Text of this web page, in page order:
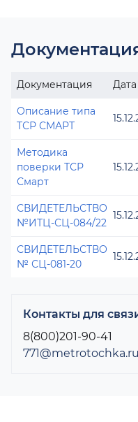
Документация Дата
Описание типа
ТСР СМАРТ
Методика
поверки ТСР
Смарт
СВИДЕТЕЛЬСТВО
№ИТЦ-СЦ-084/22
СВИДЕТЕЛЬСТВО
№ СЦ-081-20
Контакты для
8(800)201-90-41
771@metrotochka.ru